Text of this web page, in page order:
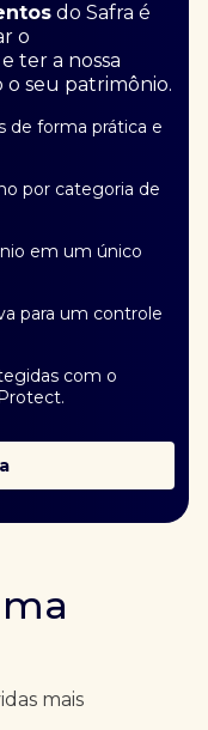
do Safra é
o
ter a nossa
o seu patrimônio.
de forma prática e
por categoria de
em um único
para um controle
com o
mais